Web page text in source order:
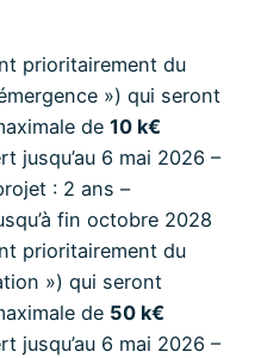
prioritairement du
») qui seront
de 10 k€
jusqu’au 6 mai 2026 –
: 2 ans –
fin octobre 2028
prioritairement du
») qui seront
de 50 k€
jusqu’au 6 mai 2026 –